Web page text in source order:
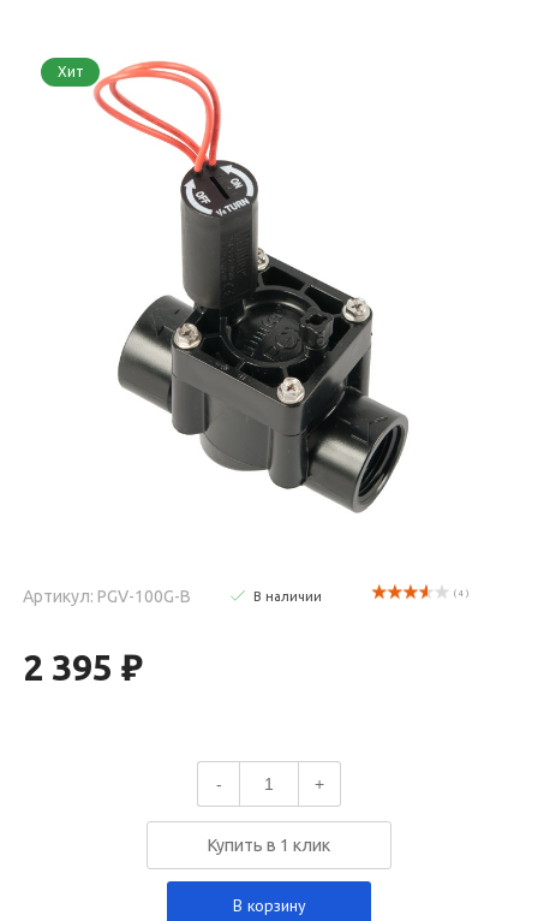
Хит
Артикул: PGV-100G-B В наличии ( 4 )
2 395 ₽
- +
Купить в 1 клик
В корзину